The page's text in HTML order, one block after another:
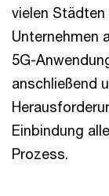
vielen
Unternehmen
5G-
anschließend
Einbindung
Prozess.